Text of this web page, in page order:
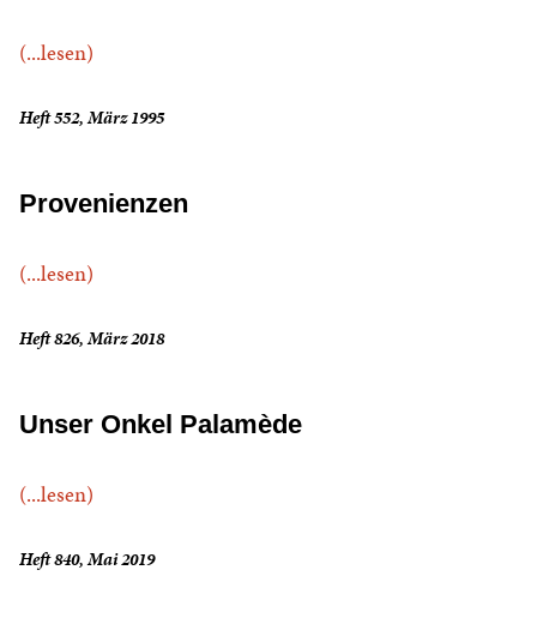
(...lesen)
Heft 552, März 1995
Provenienzen
(...lesen)
Heft 826, März 2018
Unser Onkel Palamède
(...lesen)
Heft 840, Mai 2019